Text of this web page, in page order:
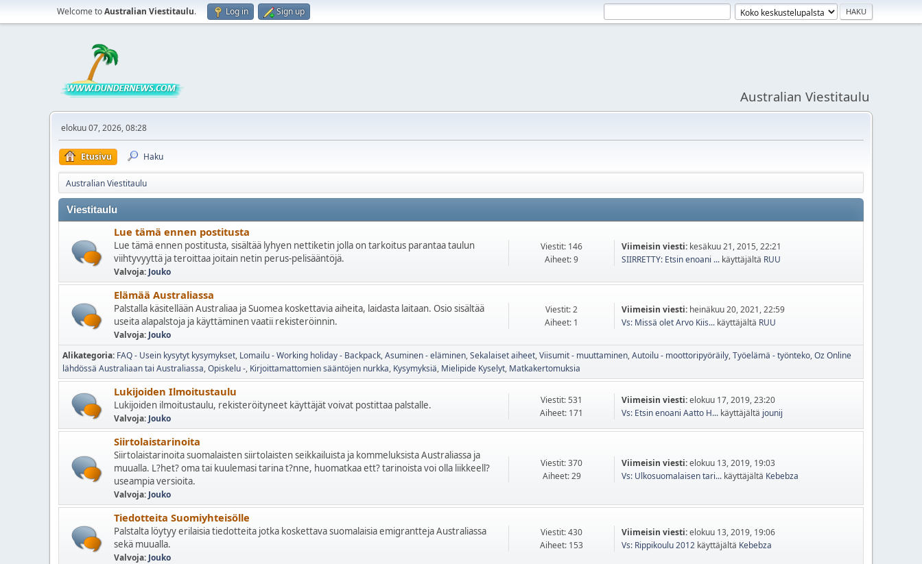
Welcome toAustralian Viestitaulu. Log in Sign up
Australian Viestitaulu
elokuu 07, 2026, 08:28
Etusivu Haku
Australian Viestitaulu
Viestitaulu
Lue tämä ennen postitusta
Lue tämä ennen postitusta, sisältää lyhyen nettiketin jolla on tarkoitus parantaa taulun
viihtyvyyttä ja teroittaa joitain netin perus-pelisääntöjä.
Valvoja: Jouko
Viestit: 146
Aiheet: 9
Viimeisin viesti: kesäkuu 21, 2015, 22:21
SIIRRETTY: Etsin enoani ... käyttäjältä RUU
Elämää Australiassa
Palstalla käsitellään Australiaa ja Suomea koskettavia aiheita, laidasta laitaan. Osio sisältää
useita alapalstoja ja käyttäminen vaatii rekisteröinnin.
Valvoja: Jouko
Viestit: 2
Aiheet: 1
Viimeisin viesti: heinäkuu 20, 2021, 22:59
Vs: Missä olet Arvo Kiis... käyttäjältä RUU
Alikategoria FAQ - Usein kysytyt kysymykset Lomailu - Working holiday - Backpack Asuminen - eläminen Sekalaiset aiheet Viisumit - muuttaminen Autoilu - moottoripyöräily Työelämä - työnteko Oz Online
lähdössä Australiaan tai Australiassa Opiskelu - Kirjoittamattomien sääntöjen nurkka Kysymyksiä Mielipide Kyselyt Matkakertomuksia
Lukijoiden Ilmoitustaulu
Lukijoiden ilmoitustaulu, rekisteröityneet käyttäjät voivat postittaa palstalle.
Valvoja: Jouko
Viestit: 531
Aiheet: 171
Viimeisin viesti:elokuu 17, 2019, 23:20
Vs: Etsin enoani Aatto H... käyttäjältä jounij
Siirtolaistarinoita
Siirtolaistarinoita suomalaisten siirtolaisten seikkailuista ja kommeluksista Australiassa ja
muualla. L?het? oma tai kuulemasi tarina t?nne, huomatkaa ett? tarinoista voi olla liikkeell?
useampia versioita.
Valvoja: Jouko
Viestit: 370
Aiheet: 29
Viimeisin viesti:elokuu 13, 2019, 19:03
Vs: Ulkosuomalaisen tari... käyttäjältä Kebebza
Tiedotteita Suomiyhteisölle
Palstalta löytyy erilaisia tiedotteita jotka koskettava suomalaisia emigrantteja Australiassa
sekä muualla.
Valvoja: Jouko
Viestit: 430
Aiheet: 153
Viimeisin viesti:elokuu 13, 2019, 19:06
Vs: Rippikoulu 2012 käyttäjältä Kebebza